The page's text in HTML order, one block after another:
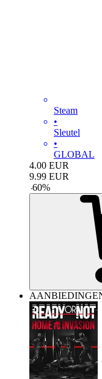
Steam
•
Sleutel
•
GLOBAL
4.00 EUR
9.99 EUR
-60%